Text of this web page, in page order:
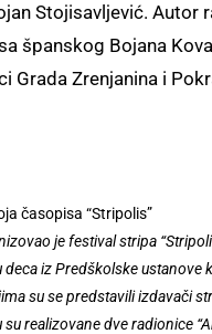
Stojisavljević.
španskog Bojana
Grada Zrenjanina i
časopisa “Stripolis”
je festival stripa
iz Predškolske
su se predstavili izdavači
realizovane dve radionice